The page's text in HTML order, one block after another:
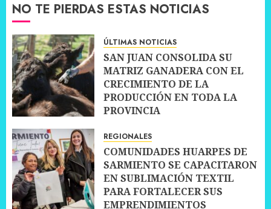
NO TE PIERDAS ESTAS NOTICIAS
ÚLTIMAS NOTICIAS
SAN JUAN CONSOLIDA SU
MATRIZ GANADERA CON EL
CRECIMIENTO DE LA
PRODUCCIÓN EN TODA LA
PROVINCIA
REGIONALES
COMUNIDADES HUARPES DE
SARMIENTO SE CAPACITARON
EN SUBLIMACIÓN TEXTIL
PARA FORTALECER SUS
EMPRENDIMIENTOS